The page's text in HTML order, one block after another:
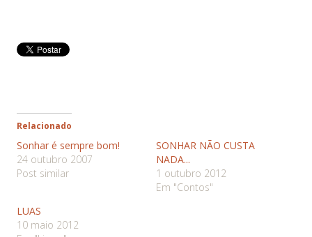
Relacionado
Sonhar é sempre bom!
24 outubro 2007
Post similar
SONHAR NÃO CUSTA
NADA...
1 outubro 2012
Em "Contos"
LUAS
10 maio 2012